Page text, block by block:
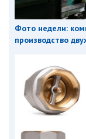
Фото недели:
производство